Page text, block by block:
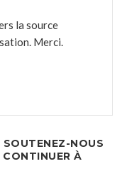
la source
Merci.
NOUS
À